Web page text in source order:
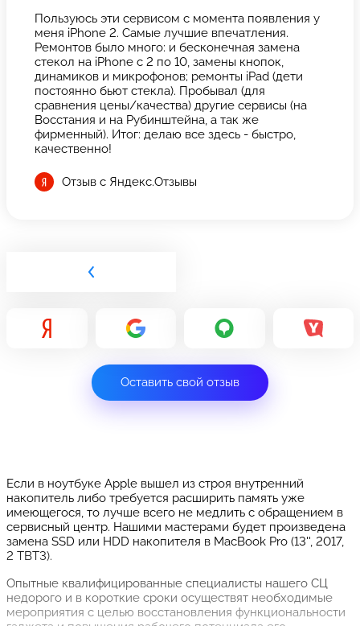
Пользуюсь эти сервисом с момента появления у
меня iPhone 2. Самые лучшие впечатления.
Ремонтов было много: и бесконечная замена
стекол на iPhone с 2 по 10, замены кнопок,
динамиков и микрофонов; ремонты iPad (дети
постоянно бьют стекла). Пробывал (для
сравнения цены/качества) другие сервисы (на
Восстания и на Рубинштейна, а так же
фирменный). Итог: делаю все здесь - быстро,
качественно!
Отзыв с Яндекс.Отзывы
Оставить свой отзыв
Если в ноутбуке Apple вышел из строя внутренний
накопитель либо требуется расширить память уже
имеющегося, то лучше всего не медлить с обращением в
сервисный центр. Нашими мастерами будет произведена
замена SSD или HDD накопителя в MacBook Pro (13'', 2017,
2 TBT3).
Опытные квалифицированные специалисты нашего СЦ
недорого и в короткие сроки осуществят необходимые
мероприятия с целью восстановления функциональности